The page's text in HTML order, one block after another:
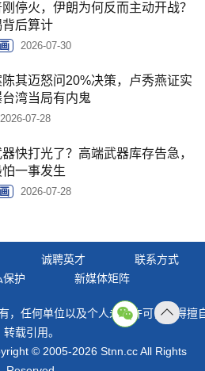
停火，伊朗为何反而主动开战？
后算计
2026-07-30
其迈怒问20%决策，卢秀燕证实
台湾当局有内鬼
2026-07-28
快打光了？高端武器库存告急，
一事发生
2026-07-28
诚聘英才
联系方式
保护 新媒体矩阵
，任何单位以及个人未经许可，不得擅
转载引用。
© 2005-2026 Stnn.cc All Rights
顶部